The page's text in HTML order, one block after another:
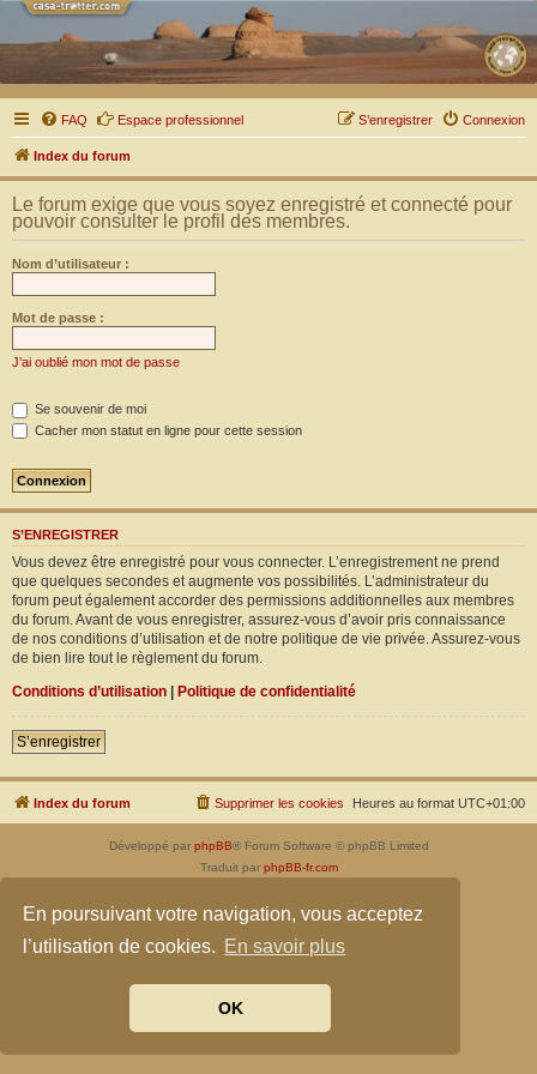
En poursuivant votre navigation, vous acceptez
l’utilisation de cookies. En savoir plus
OK
FAQ Espace professionnel Connexion
S’enregistrer
Index du forum
Le forum exige que vous soyez enregistré et connecté pour
pouvoir consulter le profil des membres.
Nom d’utilisateur :
Mot de passe :
J’ai oublié mon mot de passe
Se souvenir de moi
Cacher mon statut en ligne pour cette session
S’ENREGISTRER
Vous devez être enregistré pour vous connecter. L’enregistrement ne prend
que quelques secondes et augmente vos possibilités. L’administrateur du
forum peut également accorder des permissions additionnelles aux membres
du forum. Avant de vous enregistrer, assurez-vous d’avoir pris connaissance
de nos conditions d’utilisation et de notre politique de vie privée. Assurez-vous
de bien lire tout le règlement du forum.
Conditions d’utilisation | Politique de confidentialité
S’enregistrer
Index du forum Heures au format UTC+01:00
Supprimer les cookies
Développé par phpBB® Forum Software © phpBB Limited
Traduit par phpBB-fr.com